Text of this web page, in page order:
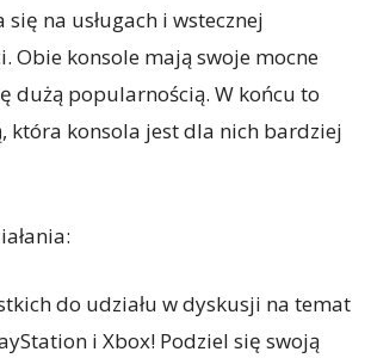
na usługach i wstecznej
Obie konsole mają swoje mocne
dużą popularnością. W końcu to
która konsola jest dla nich bardziej
do udziału w dyskusji na temat
i Xbox! Podziel się swoją